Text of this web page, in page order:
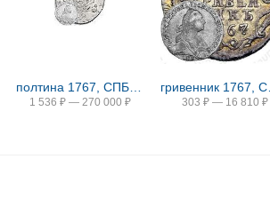
1 536 ₽ — 270 000 ₽ 303 ₽ — 16 810 ₽